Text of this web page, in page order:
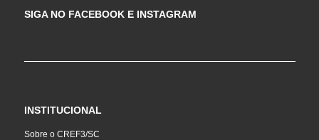
SIGA NO FACEBOOK E INSTAGRAM
INSTITUCIONAL
Sobre o CREF3/SC